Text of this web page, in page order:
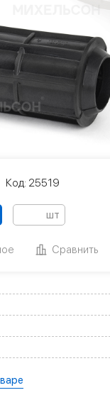
Код: 25519
шт
Сравнить